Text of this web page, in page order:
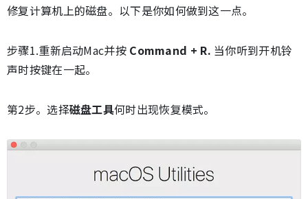
修复计算机上的磁盘。以下是你如何做到这一点。
步骤1.重新启动Mac并按Command + R. 当你听到开机铃
声时按键在一起。
第2步。选择磁盘工具何时出现恢复模式。